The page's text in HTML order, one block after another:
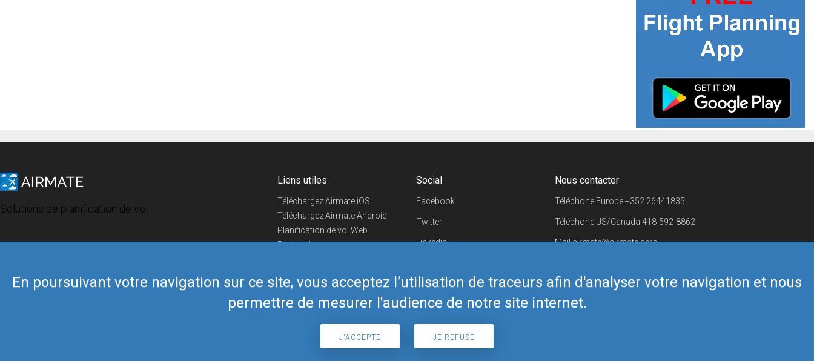
En poursuivant votre navigation sur ce site, vous acceptez l’utilisation de traceurs afin d'analyser votre navigation et nous
permettre de mesurer l'audience de notre site internet.
J'ACCEPTE JE REFUSE
Solutions de planification de vol
Liens utiles
Téléchargez Airmate iOS
Téléchargez Airmate Android
Planification de vol Web
Recherche
Boutique Airmate
Social
Facebook
Twitter
Linkedin
Telegram
Nous contacter
Téléphone Europe+352 26441835
Téléphone US/Canada 418-592-8862
Mailairmate@airmate.aero